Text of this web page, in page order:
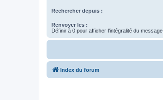
Rechercher depuis :
Renvoyer les :
Définir à 0 pour afficher l’intégralité du message.
Index du forum